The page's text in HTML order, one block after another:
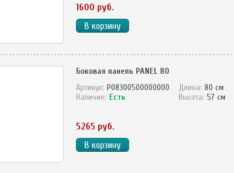
1600 руб.
Боковая панель PANEL 80
Артикул: P08300500000000
Наличие: Есть
Длина: 80 см
Высота: 57 см
5265 руб.